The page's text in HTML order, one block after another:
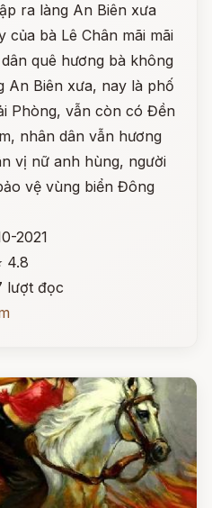
ra làng An Biên xưa
của bà Lê Chân mãi mãi
quê hương bà không
An Biên xưa, nay là phố
Phòng, vẫn còn có Đền
nhân dân vẫn hương
vị nữ anh hùng, người
vệ vùng biển Đông
2021
4.8
lượt đọc